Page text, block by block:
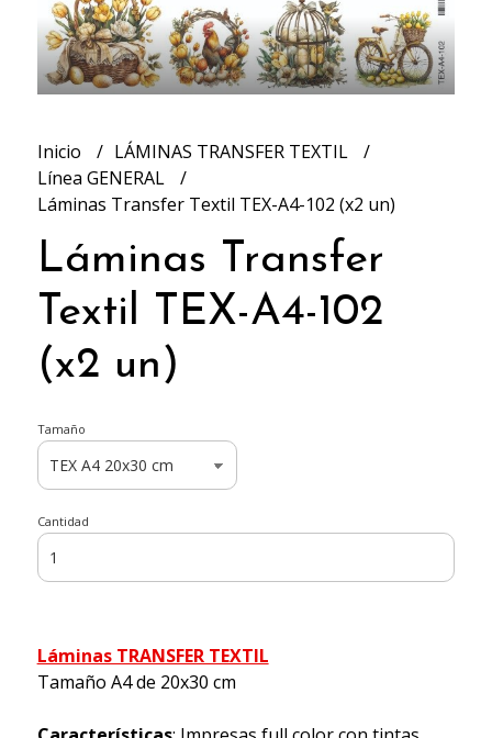
Inicio
LÁMINAS TRANSFER TEXTIL
Línea GENERAL
Láminas Transfer Textil TEX-A4-102 (x2 un)
Láminas Transfer
Textil TEX-A4-102
(x2 un)
Tamaño
Cantidad
Láminas TRANSFER TEXTIL
Tamaño A4 de 20x30 cm